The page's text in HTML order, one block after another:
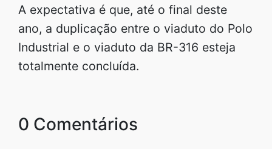
A expectativa é que, até o final deste
ano, a duplicação entre o viaduto do Polo
Industrial e o viaduto da BR-316 esteja
totalmente concluída.
0 Comentários